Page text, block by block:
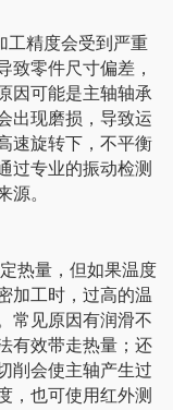
工精度会受到严重
致零件尺寸偏差，
因可能是主轴轴承
出现磨损，导致运
速旋转下，不平衡
过专业的振动检测
源。
热量，但如果温度
加工时，过高的温
常见原因有润滑不
有效带走热量；还
削会使主轴产生过
，也可使用红外测